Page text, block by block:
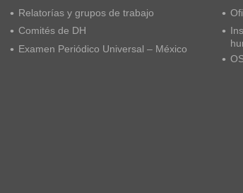
Relatorías y grupos de trabajo
Comités de DH
Examen Periódico Universal – México